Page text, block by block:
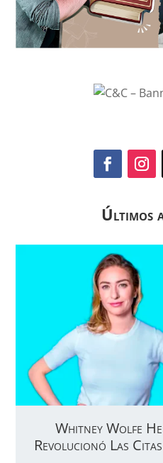
Últimos
Whitney Wolfe
Revolucionó Las